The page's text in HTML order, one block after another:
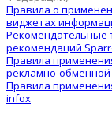
Правила о
виджетах
Рекомендательные
рекомендаций
Правила
рекламно-
Правила
infox